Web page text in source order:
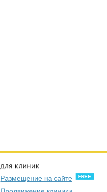
ДЛЯ КЛИНИК
Размещение на сайте FREE